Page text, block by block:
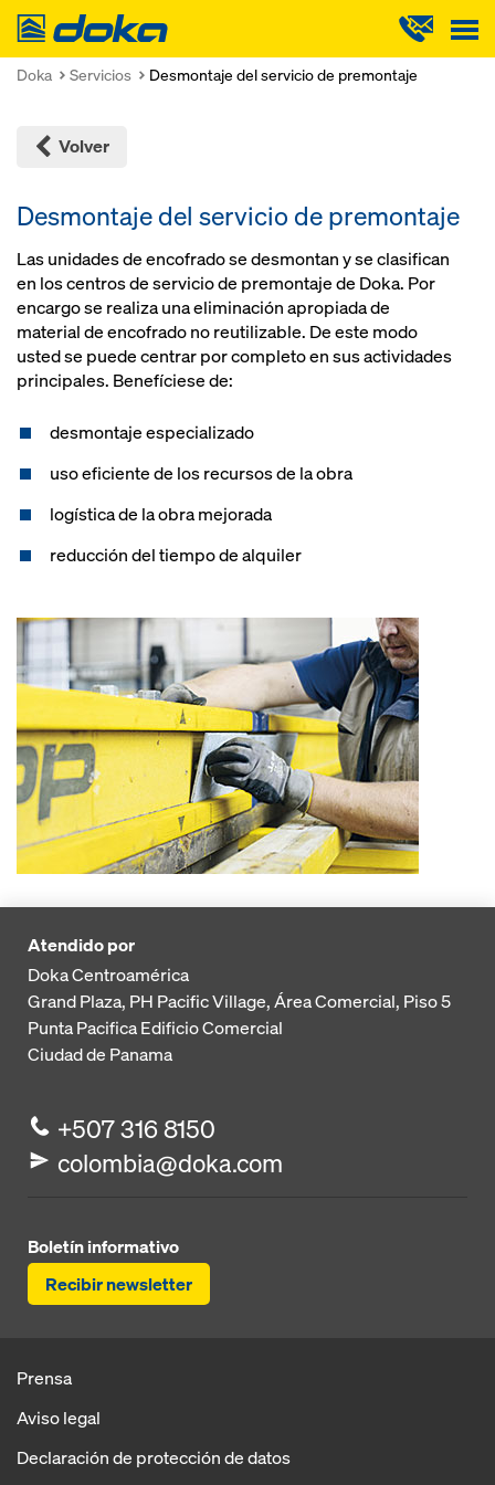
Doka
Doka Servicios Desmontaje del servicio de premontaje
Volver
Desmontaje del servicio de premontaje
Las unidades de encofrado se desmontan y se clasifican
en los centros de servicio de premontaje de Doka. Por
encargo se realiza una eliminación apropiada de
material de encofrado no reutilizable. De este modo
usted se puede centrar por completo en sus actividades
principales. Benefíciese de:
desmontaje especializado
uso eficiente de los recursos de la obra
logística de la obra mejorada
reducción del tiempo de alquiler
Atendido por
Doka Centroamérica
Grand Plaza, PH Pacific Village, Área Comercial, Piso 5
Punta PacificaEdificio Comercial
Ciudad de Panama
+507 316 8150
colombia@doka.com
Boletín informativo
Recibir newsletter
Prensa
Aviso legal
Declaración de protección de datos